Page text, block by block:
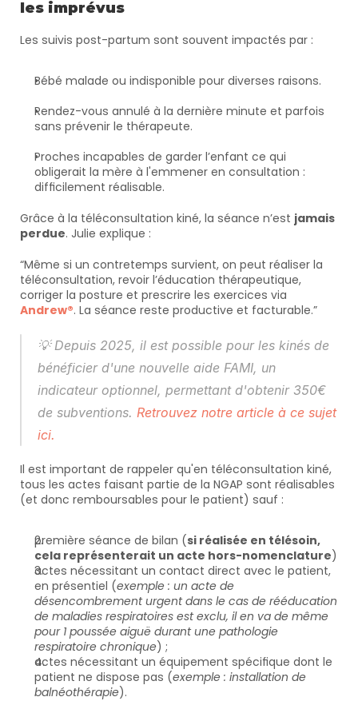
les imprévus
Les suivis post-partum sont souvent impactés par :
Bébé malade ou indisponible pour diverses raisons.
Rendez-vous annulé à la dernière minute et parfois
sans prévenir le thérapeute.
Proches incapables de garder l’enfant ce qui
obligerait la mère à l'emmener en consultation :
difficilement réalisable.
Grâce à la téléconsultation kiné, la séance n’est jamais
perdue. Julie explique :
“Même si un contretemps survient, on peut réaliser la
téléconsultation, revoir l’éducation thérapeutique,
Andrew®. La séance reste productive et facturable.”
💡 Depuis 2025, il est possible pour les kinés de
bénéficier d'une nouvelle aide FAMI, un
indicateur optionnel, permettant d'obtenir 350€
de subventions. Retrouvez notre article à ce sujet
ici.
Il est important de rappeler qu'en téléconsultation kiné,
tous les actes faisant partie de la NGAP sont réalisables
(et donc remboursables pour le patient) sauf :
première séance de bilan (si réalisée en télésoin,
cela représenterait un acte hors-nomenclature)
actes nécessitant un contact direct avec le patient,
en présentiel (exemple : un acte de
désencombrement urgent dans le cas de rééducation
de maladies respiratoires est exclu, il en va de même
pour 1 poussée aiguë durant une pathologie
respiratoire chronique) ;
actes nécessitant un équipement spécifique dont le
patient ne dispose pas (exemple : installation de
balnéothérapie).